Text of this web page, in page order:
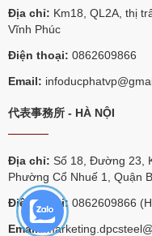
Địa chỉ: Km18, QL2A, thị
Vĩnh Phúc
Điện thoại: 0862609866
Email:
代表事務所 - HÀ NỘI
Địa chỉ: Số 18, Đường 23,
Phường Cổ Nhuế 1, Quận
Điện thoại: 0862609866
Email: